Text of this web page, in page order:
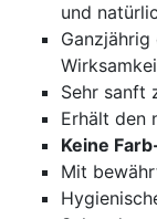
und
Sehr sanft
Erhält den
Keine
Mit